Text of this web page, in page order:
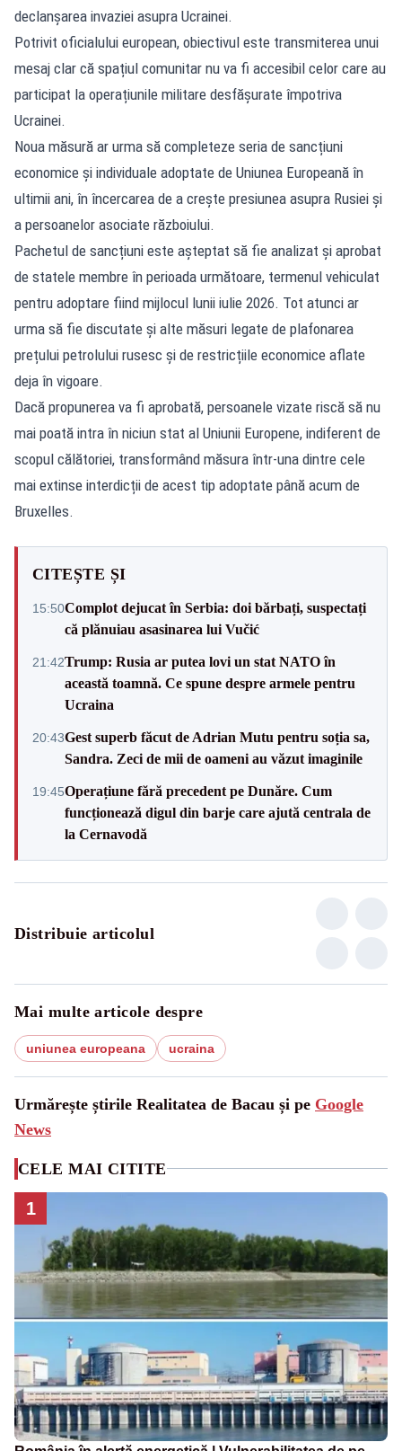
declanșarea invaziei asupra Ucrainei.
Potrivit oficialului european, obiectivul este transmiterea unui
mesaj clar că spațiul comunitar nu va fi accesibil celor care au
participat la operațiunile militare desfășurate împotriva
Ucrainei.
Noua măsură ar urma să completeze seria de sancțiuni
economice și individuale adoptate de Uniunea Europeană în
ultimii ani, în încercarea de a crește presiunea asupra Rusiei și
a persoanelor asociate războiului.
Pachetul de sancțiuni este așteptat să fie analizat și aprobat
de statele membre în perioada următoare, termenul vehiculat
pentru adoptare fiind mijlocul lunii iulie 2026. Tot atunci ar
urma să fie discutate și alte măsuri legate de plafonarea
prețului petrolului rusesc și de restricțiile economice aflate
deja în vigoare.
Dacă propunerea va fi aprobată, persoanele vizate riscă să nu
mai poată intra în niciun stat al Uniunii Europene, indiferent de
scopul călătoriei, transformând măsura într-una dintre cele
mai extinse interdicții de acest tip adoptate până acum de
Bruxelles.
CITEȘTE ȘI
15:50Complot dejucat în Serbia: doi bărbați, suspectați
că plănuiau asasinarea lui Vučić
21:42Trump: Rusia ar putea lovi un stat NATO în
această toamnă. Ce spune despre armele pentru
Ucraina
20:43Gest superb făcut de Adrian Mutu pentru soția sa,
Sandra. Zeci de mii de oameni au văzut imaginile
19:45Operațiune fără precedent pe Dunăre. Cum
funcționează digul din barje care ajută centrala de
la Cernavodă
Distribuie articolul
Mai multe articole despre
uniunea europeana ucraina
Urmărește știrile Realitatea de Bacau și pe Google
News
CELE MAI CITITE
1